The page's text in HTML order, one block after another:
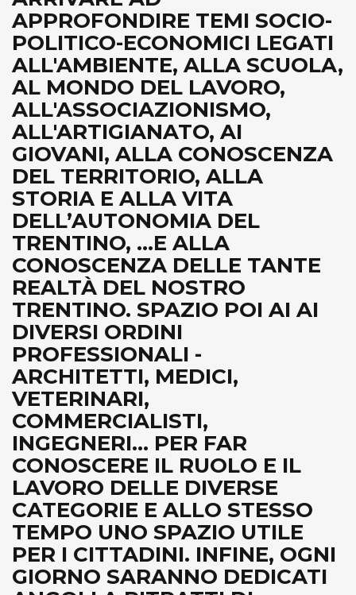
APPROFONDIRE TEMI SOCIO-
POLITICO-ECONOMICI LEGATI
ALL'AMBIENTE, ALLA SCUOLA,
AL MONDO DEL LAVORO,
ALL'ASSOCIAZIONISMO,
ALL'ARTIGIANATO, AI
GIOVANI, ALLA CONOSCENZA
DEL TERRITORIO, ALLA
STORIA E ALLA VITA
DELL’AUTONOMIA DEL
TRENTINO, ...E ALLA
CONOSCENZA DELLE TANTE
REALTÀ DEL NOSTRO
TRENTINO. SPAZIO POI AI AI
DIVERSI ORDINI
PROFESSIONALI -
ARCHITETTI, MEDICI,
VETERINARI,
COMMERCIALISTI,
INGEGNERI... PER FAR
CONOSCERE IL RUOLO E IL
LAVORO DELLE DIVERSE
CATEGORIE E ALLO STESSO
TEMPO UNO SPAZIO UTILE
PER I CITTADINI. INFINE, OGNI
GIORNO SARANNO DEDICATI